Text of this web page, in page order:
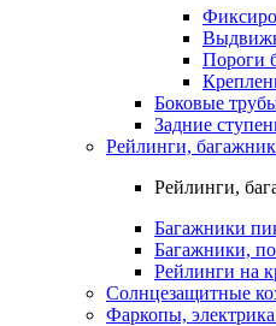
Пороги
Боковые
Задние
Рейлинги,
Рейлинги,
Багажники
Багажники,
Рейлинги на
Солнцезащитные
Фаркопы,